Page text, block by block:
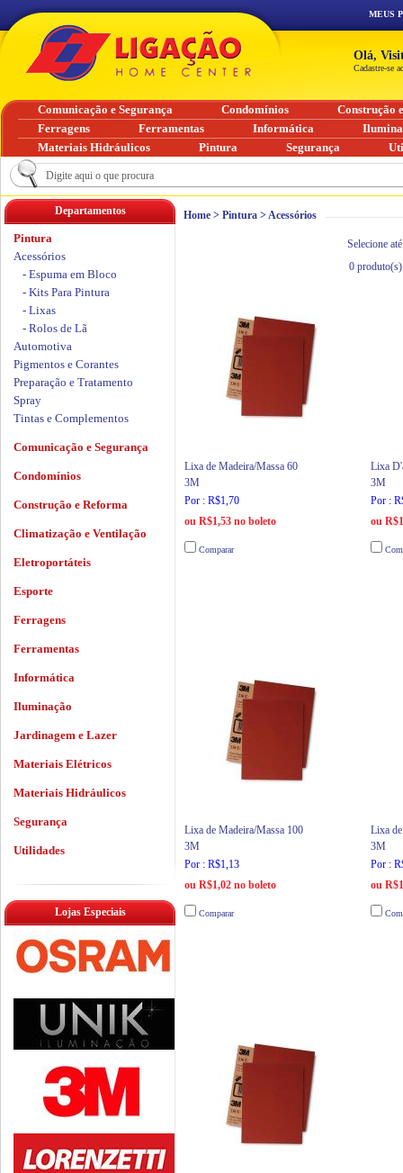
Home > Pintura >Acessórios
Selecione
0produto(s)
Lixa de Madeira/Massa 60
3M
Por : R$1,70
ou R$1,53 no boleto
Comparar
Lixa
3M
Por :
ou
Lixa de Madeira/Massa 100
3M
Por : R$1,13
ou R$1,02 no boleto
Comparar
Lixa
3M
Por :
ou
Departamentos
Pintura
Acessórios
- Espuma em Bloco
- Kits Para Pintura
- Lixas
- Rolos de Lã
Automotiva
Pigmentos e Corantes
Preparação e Tratamento
Spray
Tintas e Complementos
Comunicação e Segurança
Condomínios
Construção e Reforma
Climatização e Ventilação
Eletroportáteis
Esporte
Ferragens
Ferramentas
Informática
Iluminação
Jardinagem e Lazer
Materiais Elétricos
Materiais Hidráulicos
Segurança
Utilidades
Lojas Especiais
MEUS
Olá,
Cadastre-se
Comunicação e Segurança Condomínios
Construção
Ferragens
Ferramentas Informática
Materiais Hidráulicos
Pintura Segurança